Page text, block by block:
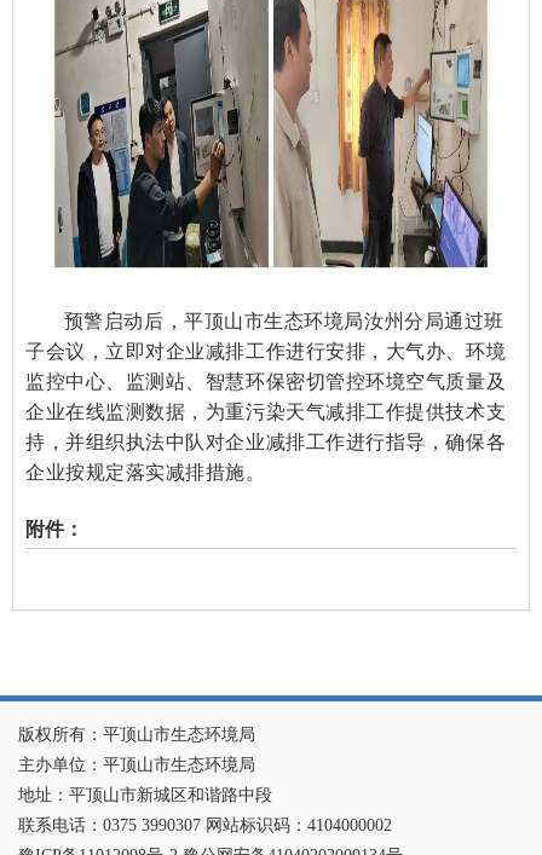
预警启动后，平顶山市生态环境局汝州分局通过班
子会议，立即对企业减排工作进行安排，大气办、环境
监控中心、监测站、智慧环保密切管控环境空气质量及
企业在线监测数据，为重污染天气减排工作提供技术支
持，并组织执法中队对企业减排工作进行指导，确保各
企业按规定落实减排措施。
附件：
版权所有：平顶山市生态环境局
主办单位：平顶山市生态环境局
地址：平顶山市新城区和谐路中段
联系电话：0375 3990307 网站标识码：4104000002